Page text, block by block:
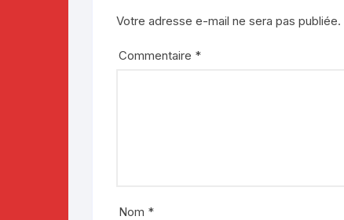
Votre adresse e-mail ne sera pas publiée.
Commentaire *
Nom *